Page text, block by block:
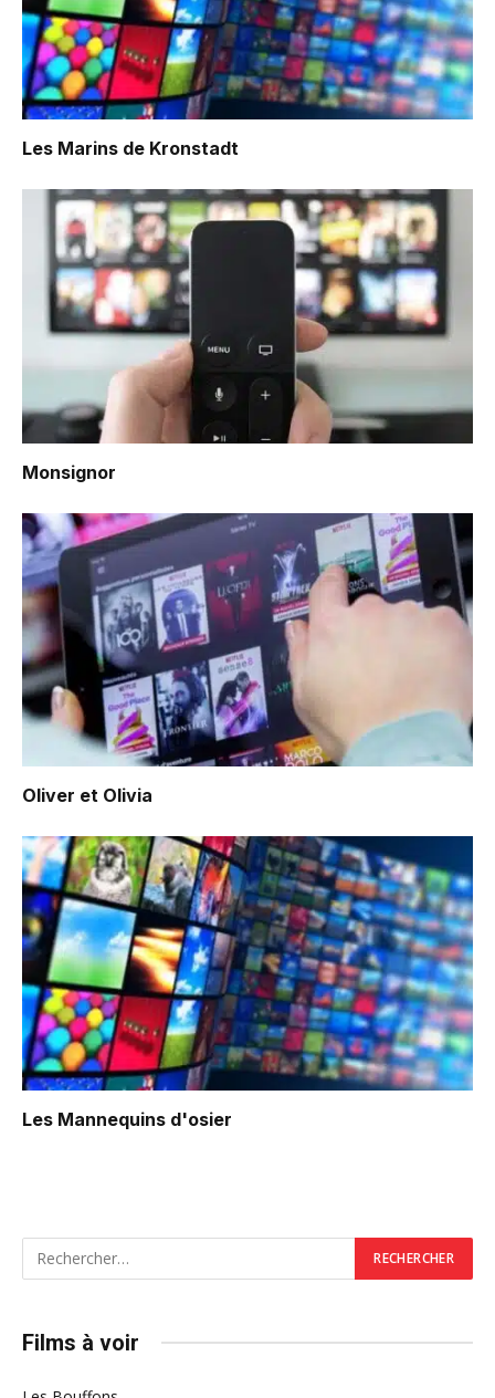
Les Marins de Kronstadt
Monsignor
Oliver et Olivia
Les Mannequins d'osier
Films à voir